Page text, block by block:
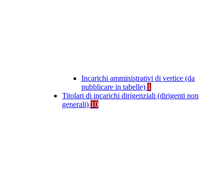
Incarichi amministrativi di vertice (da
pubblicare in tabelle) 1
Titolari di incarichi dirigenziali (dirigenti non
generali) 10